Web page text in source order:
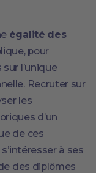
égalité des
pour
l’unique
Recruter sur
les
d’un
de ces
à ses
des diplômes